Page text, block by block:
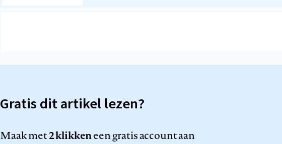
Gratis dit artikel lezen?
Maak met2 klikkeneen gratis account aan